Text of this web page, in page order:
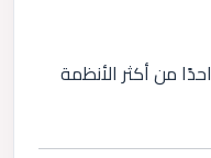
من أكثر الأنظمة